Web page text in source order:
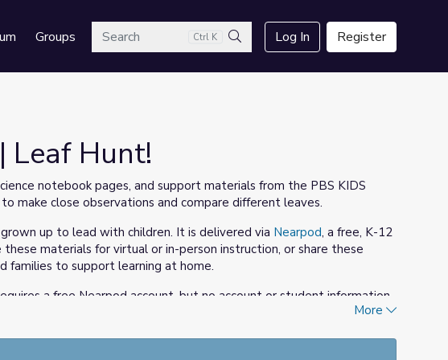
GroupsSearch Ctrl K
Search
Log In Register
Leaf Hunt!
notebook pages, and support materials from the PBS KIDS
make close observations and compare different leaves.
up to lead with children. It is delivered via Nearpod, a free, K-12
materials for virtual or in-person instruction, or share these
families to support learning at home.
a free Nearpod account, but no account or student information
, PDF version of this lesson.
More